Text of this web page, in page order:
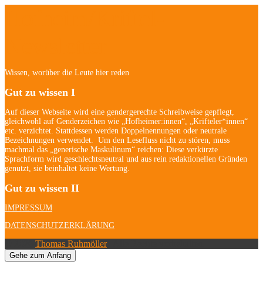
Wissen, worüber die Leute hier reden
Gut zu wissen I
Auf dieser Webseite wird eine gendergerechte Schreibweise gepflegt,
gleichwohl auf Genderzeichen wie „Hofheimer:innen“, „Krifteler*innen“
etc. verzichtet. Stattdessen werden Doppelnennungen oder neutrale
Bezeichnungen verwendet. Um den Lesefluss nicht zu stören, muss
machmal das „generische Maskulinum“ reichen: Diese verkürzte
Sprachform wird geschlechtsneutral und aus rein redaktionellen Gründen
genutzt, sie beinhaltet keine Wertung.
Gut zu wissen II
IMPRESSUM
DATENSCHUTZERKLÄRUNG
Thomas Ruhmöller| Alle Rechte vorbehalten.
Gehe zum Anfang